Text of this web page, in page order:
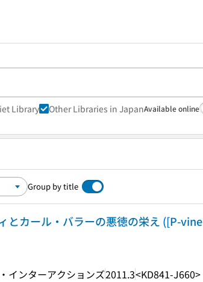
Library Other Libraries in JapanAvailable online
Group by title
とカール・バラーの悪徳の栄え ([P-vine
インターアクションズ2011.3<KD841-J660>